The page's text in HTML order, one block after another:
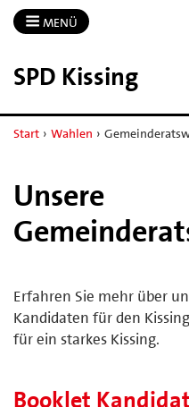
MENÜ
SPD Kissing
Start › Wahlen ›
Unsere
Erfahren Sie mehr über
Kandidaten für den
für ein starkes Kissing.
Booklet